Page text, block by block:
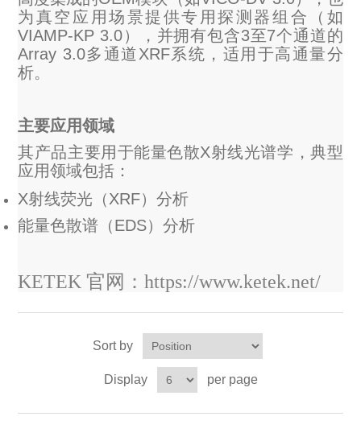
为真空应用场景提供专用探测器组合（如
VIAMP-KP 3.0），并拥有包含3至7个通道的
Array 3.0多通道XRF系统，适用于高通量分
析。
主要应用领域
其产品主要用于能量色散X射线光谱学，典型
应用领域包括：
X射线荧光（XRF）分析
能量色散谱（EDS）分析
KETEK 官网：https://www.ketek.net/
Sort by
Display per page